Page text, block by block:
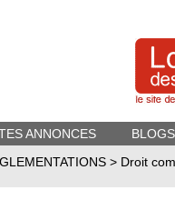
ANNONCES
> Droit